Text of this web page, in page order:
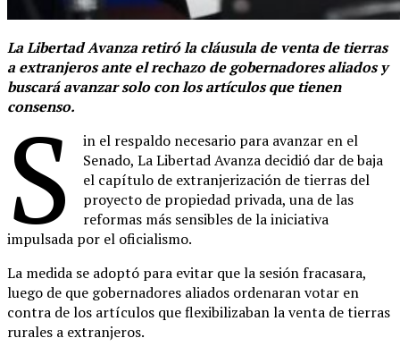
La Libertad Avanza retiró la cláusula de venta de tierras
a extranjeros ante el rechazo de gobernadores aliados y
buscará avanzar solo con los artículos que tienen
consenso.
S
in el respaldo necesario para avanzar en el
Senado, La Libertad Avanza decidió dar de baja
el capítulo de extranjerización de tierras del
proyecto de propiedad privada, una de las
reformas más sensibles de la iniciativa
impulsada por el oficialismo.
La medida se adoptó para evitar que la sesión fracasara,
luego de que gobernadores aliados ordenaran votar en
contra de los artículos que flexibilizaban la venta de tierras
rurales a extranjeros.